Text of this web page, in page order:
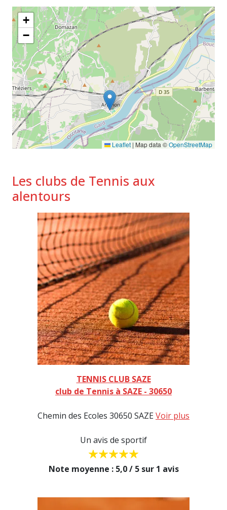
+
−
Leaflet | Map data ©OpenStreetMap
Les clubs de Tennis aux
alentours
TENNIS CLUB SAZE
club de Tennis à SAZE - 30650
Chemin des Ecoles 30650 SAZEVoir plus
Un avis de sportif
Note moyenne : 5,0 / 5 sur 1 avis